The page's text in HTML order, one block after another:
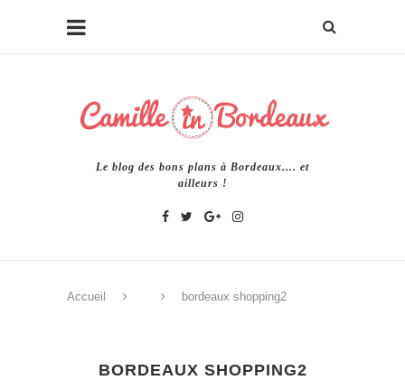
Le blog des bons plans à Bordeaux.... et
ailleurs !
Accueil bordeaux shopping2
BORDEAUX SHOPPING2